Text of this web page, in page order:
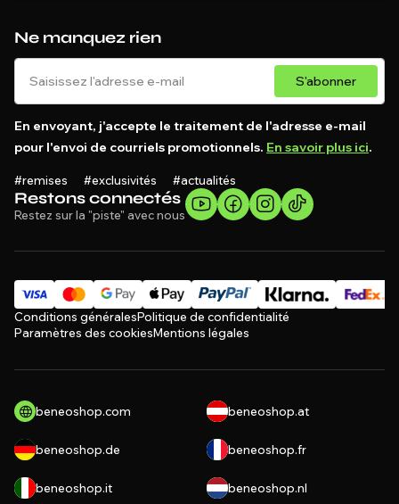
Restons connectés
Restez sur la "piste" avec nous
Ne manquez rien
S'abonner
En envoyant, j'accepte le traitement de l'adresse e-mail
pour l'envoi de courriels promotionnels. En savoir plus ici.
#remises #exclusivités #actualités
Conditions généralesPolitique de confidentialité
Paramètres des cookiesMentions légales
beneoshop.com beneoshop.at
beneoshop.de beneoshop.fr
beneoshop.it beneoshop.nl